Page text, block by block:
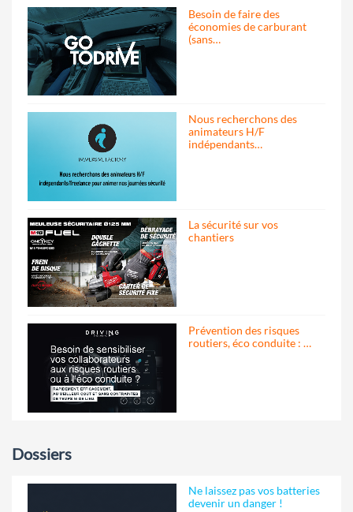
Besoin de faire des
économies de carburant
(sans…
Nous recherchons des
animateurs H/F
indépendants…
La sécurité sur vos
chantiers
Prévention des risques
routiers, éco conduite : …
Dossiers
Ne laissez pas vos batteries
devenir un danger !